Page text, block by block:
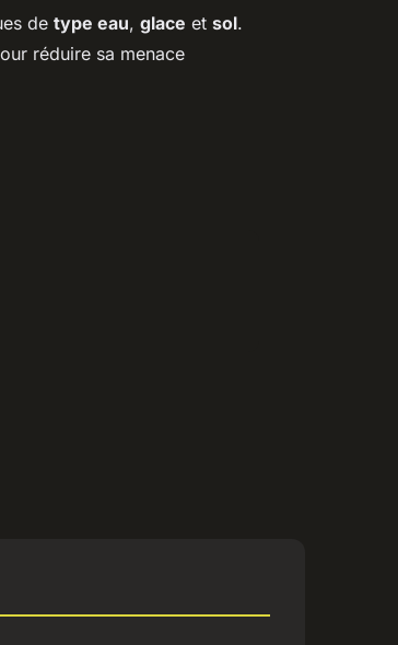
de type eau, glace et sol.
réduire sa menace